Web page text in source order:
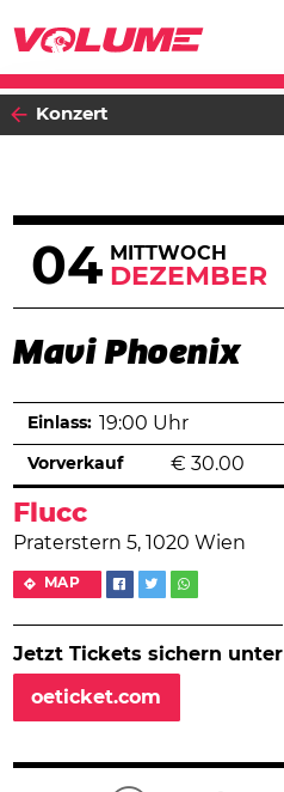
Konzert
04 MITTWOCH
DEZEMBER
Mavi Phoenix
Flucc
Praterstern 5, 1020 Wien
MAP
Jetzt Tickets sichern unter
oeticket.com
Einlass: 19:00 Uhr
Vorverkauf € 30.00